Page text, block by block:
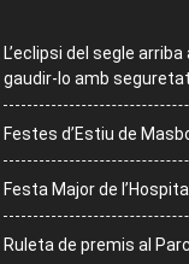
L’eclipsi del segle
gaudir-lo amb seguretat
Festes d’Estiu de
Festa Major de
Ruleta de premis al